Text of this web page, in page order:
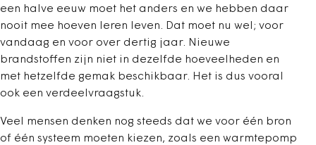
een halve eeuw moet het anders en we hebben daar
nooit mee hoeven leren leven. Dat moet nu wel; voor
vandaag en voor over dertig jaar. Nieuwe
brandstoffen zijn niet in dezelfde hoeveelheden en
met hetzelfde gemak beschikbaar. Het is dus vooral
ook een verdeelvraagstuk.
Veel mensen denken nog steeds dat we voor één bron
of één systeem moeten kiezen, zoals een warmtepomp